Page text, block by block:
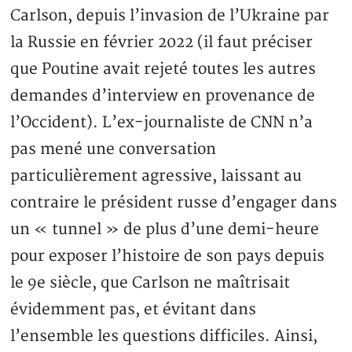
Carlson, depuis l’invasion de l’Ukraine par
la Russie en février 2022 (il faut préciser
que Poutine avait rejeté toutes les autres
demandes d’interview en provenance de
l’Occident). L’ex-journaliste de CNN n’a
pas mené une conversation
particulièrement agressive, laissant au
contraire le président russe d’engager dans
un « tunnel » de plus d’une demi-heure
pour exposer l’histoire de son pays depuis
le 9e siècle, que Carlson ne maîtrisait
évidemment pas, et évitant dans
l’ensemble les questions difficiles. Ainsi,